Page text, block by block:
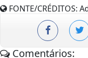
FONTE/CRÉDITOS:
Comentários: